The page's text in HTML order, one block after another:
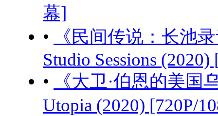
幕]
•
《民间传说：长池
Studio Sessions
•
《大卫·伯恩的美国
Utopia (2020) [720P/